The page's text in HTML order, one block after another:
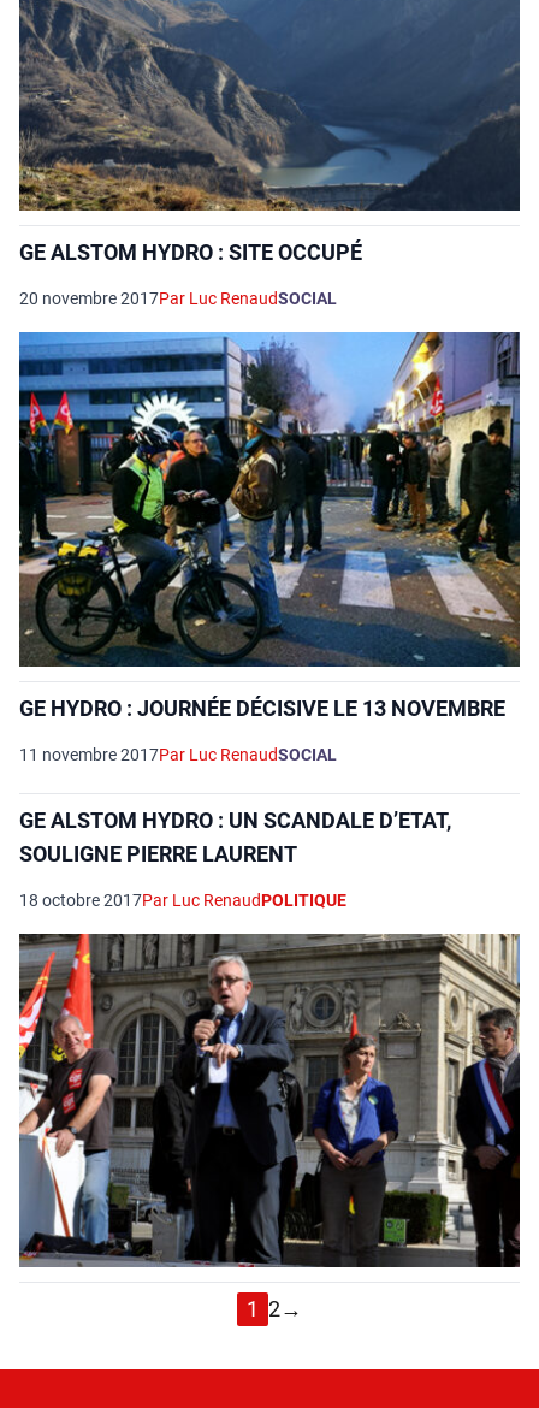
GE ALSTOM HYDRO : SITE OCCUPÉ
20 novembre 2017Par Luc RenaudSOCIAL
GE HYDRO : JOURNÉE DÉCISIVE LE 13 NOVEMBRE
11 novembre 2017Par Luc RenaudSOCIAL
GE ALSTOM HYDRO : UN SCANDALE D’ETAT,
SOULIGNE PIERRE LAURENT
18 octobre 2017Par Luc RenaudPOLITIQUE
1 2→